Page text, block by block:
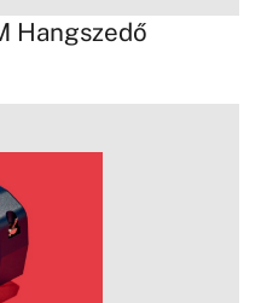
Hangszedő